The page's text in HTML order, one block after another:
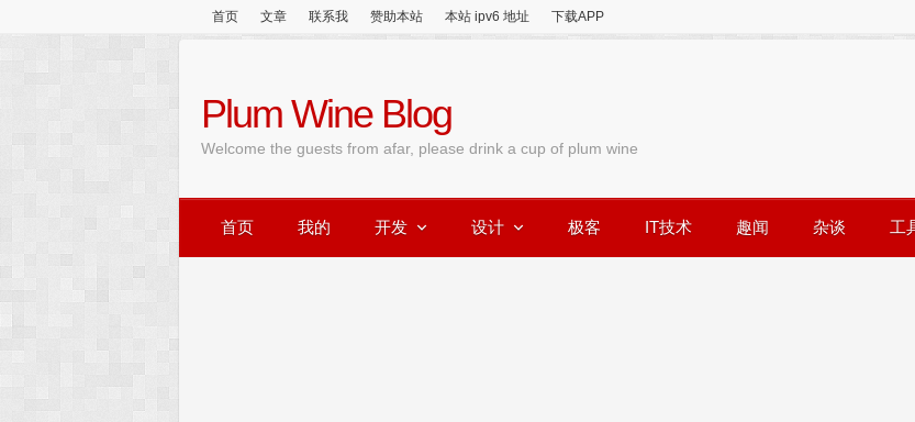
首页 文章 联系我 赞助本站 本站 ipv6 地址 下载APP
Plum Wine Blog
Welcome the guests from afar, please drink a cup of plum wine
首页 我的 开发 设计 极客 IT技术 趣闻 杂谈 工